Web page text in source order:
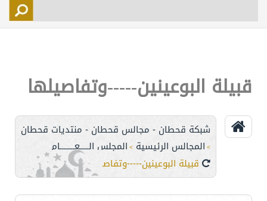
اتصل بنا
قبيلة البوعينين-----وتفاصيلها
شبكة قحطان - مجالس قحطان - منتديات قحطان
> المجالس الرئيسية > المجلس الـــــعــــــــام
قبيلة البوعينين-----وتفاصيلها